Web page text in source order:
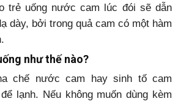
trẻ uống nước cam lúc đói sẽ dẫn
dày, bởi trong quả cam có một hàm
như thế nào?
chế nước cam hay sinh tố cam
lạnh. Nếu không muốn dùng kèm